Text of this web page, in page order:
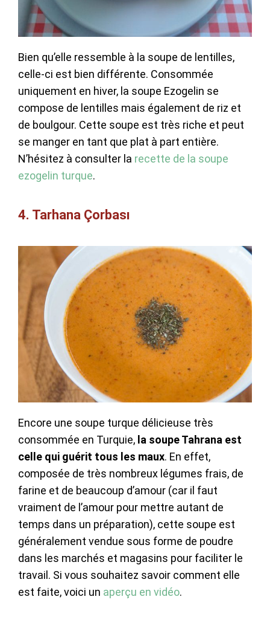
Bien qu’elle ressemble à la soupe de lentilles,
celle-ci est bien différente. Consommée
uniquement en hiver, la soupe Ezogelin se
compose de lentilles mais également de riz et
de boulgour. Cette soupe est très riche et peut
se manger en tant que plat à part entière.
N’hésitez à consulter la recette de la soupe
ezogelin turque.
4. Tarhana Çorbası
Encore une soupe turque délicieuse très
consommée en Turquie, la soupe Tahrana est
celle qui guérit tous les maux. En effet,
composée de très nombreux légumes frais, de
farine et de beaucoup d’amour (car il faut
vraiment de l’amour pour mettre autant de
temps dans un préparation), cette soupe est
généralement vendue sous forme de poudre
dans les marchés et magasins pour faciliter le
travail. Si vous souhaitez savoir comment elle
est faite, voici un aperçu en vidéo.